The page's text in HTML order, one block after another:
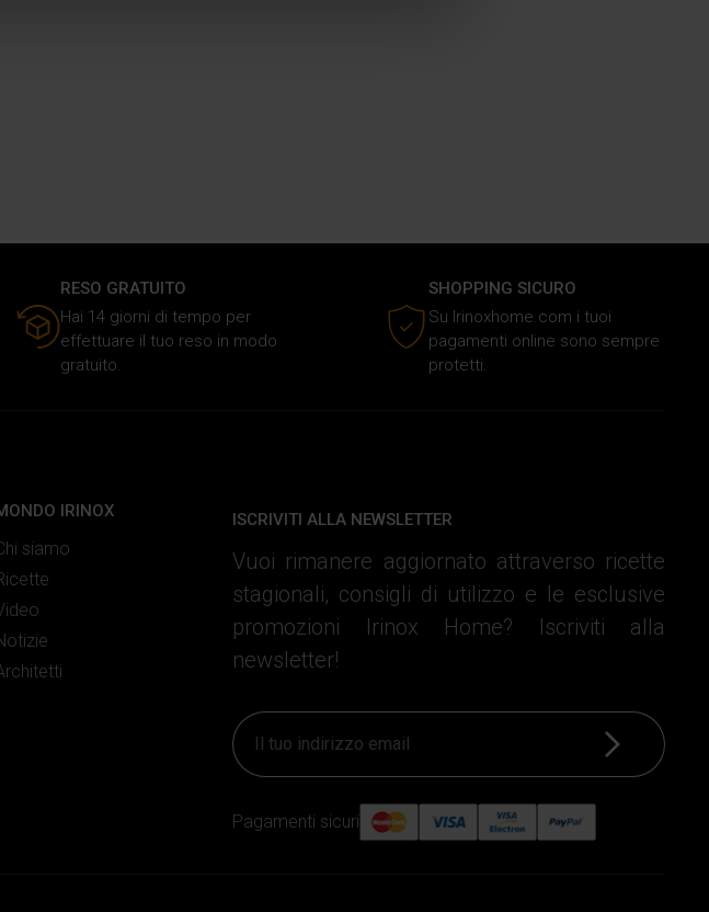
le funzioni dei social media e analizzare il nostro
sito ai nostri partner che si occupano di analisi dei
altre informazioni che hai fornito loro o che hanno
RESO GRATUITO
Hai 14 giorni di tempo per
effettuare il tuo reso in modo
gratuito.
SHOPPING SICURO
Su Irinoxhome.com i tuoi
pagamenti online sono sempre
protetti.
IRINOX
siamo
ISCRIVITI ALLA NEWSLETTER
Vuoi rimanere aggiornato attraverso ricette
stagionali, consigli di utilizzo e le esclusive
promozioni Irinox Home? Iscriviti alla
newsletter!
Iscriviti
Pagamenti sicuri